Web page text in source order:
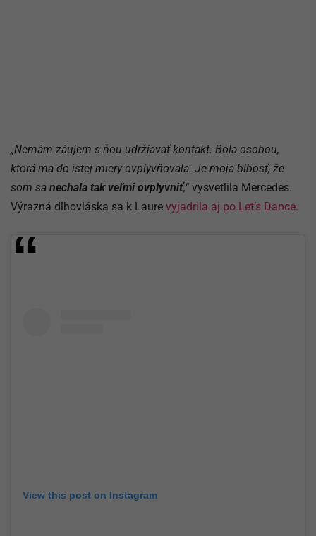
„Nemám záujem s ňou udržiavať kontakt. Bola osobou,
ktorá ma do istej miery ovplyvňovala. Je moja blbosť, že
som sa nechala tak veľmi ovplyvniť,“ vysvetlila Mercedes.
Výrazná dlhovláska sa k Laure vyjadrila aj po Let’s Dance.
View this post on Instagram